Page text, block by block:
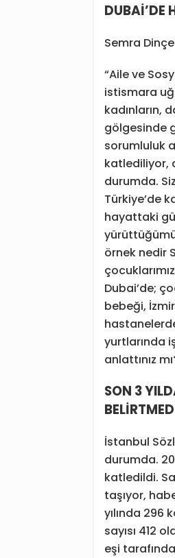
DUBAİ’DE
Semra
“Aile ve
istismara
kadınların,
gölgesinde
sorumluluk
katlediliyor,
durumda.
Türkiye’de
hayattaki
örnek nedir
Dubai’de;
bebeği,
yurtlarında
anlattınız
SON 3
İstanbul
durumda.
katledildi.
taşıyor,
yılında 296
sayısı 412
eşi